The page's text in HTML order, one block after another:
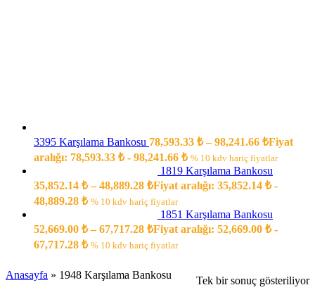
3395 Karşılama Bankosu 78,593.33 ₺ –98,241.66 ₺Fiyat
aralığı: 78,593.33 ₺ - 98,241.66 ₺ % 10 kdv hariç fiyatlar
1819 Karşılama Bankosu
35,852.14 ₺ –48,889.28 ₺Fiyat aralığı: 35,852.14 ₺ -
48,889.28 ₺ % 10 kdv hariç fiyatlar
1851 Karşılama Bankosu
52,669.00 ₺ –67,717.28 ₺Fiyat aralığı: 52,669.00 ₺ -
67,717.28 ₺ % 10 kdv hariç fiyatlar
Anasayfa » 1948 Karşılama Bankosu Tek bir sonuç gösteriliyor